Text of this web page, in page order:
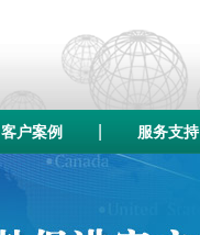
客户案例 服务支持